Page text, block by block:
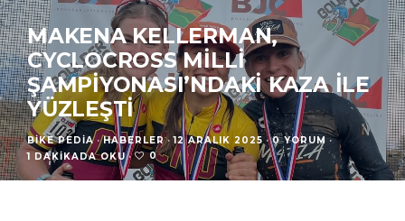
MAKENA KELLERMAN,
CYCLOCROSS MILLI
ŞAMPIYONASI’NDAKI KAZA ILE
YÜZLEŞTI
BIKE PEDIA · HABERLER · 12 ARALIK 2025 · 0 YORUM ·
1 DAKIKADA OKU · 0